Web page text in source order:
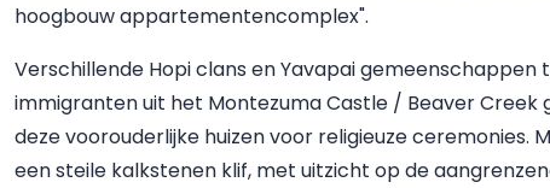
hoogbouw appartementencomplex".
Verschillende Hopi clans en Yavapai
immigranten uit het Montezuma Castle / Beaver
deze voorouderlijke huizen voor religieuze
een steile kalkstenen klif, met uitzicht op de